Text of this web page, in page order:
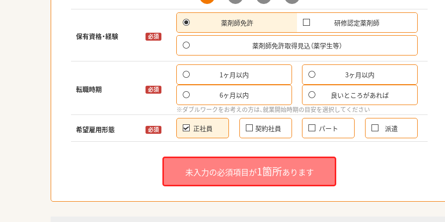
保有資格・経験 必須
薬剤師免許 研修認定薬剤師
薬剤師免許取得見込（薬学生等）
転職時期 必須
1ヶ月以内 3ヶ月以内
6ヶ月以内 良いところがあれば
※ダブルワークをお考えの方は、就業開始時期の目安を選択してください
希望雇用形態 必須 正社員 契約社員 パート 派遣
未入力の必須項目が1箇所あります